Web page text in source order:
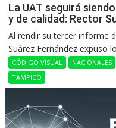
La UAT seguirá
y de calidad: Rector
Al rendir su tercer informe
Suárez Fernández expuso
CÓDIGO VISUAL NACIONALES
TAMPICO